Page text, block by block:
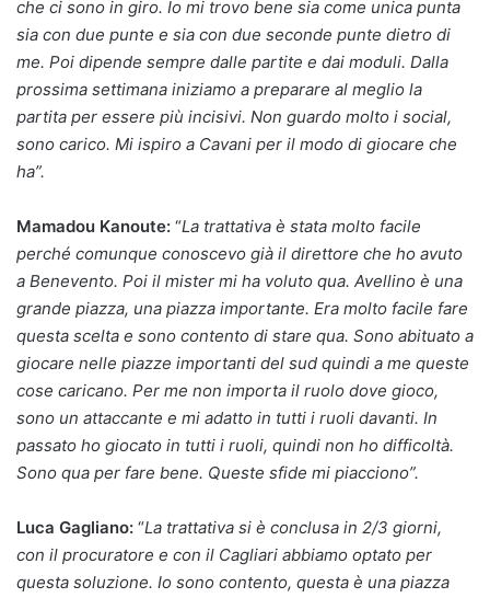
che ci sono in giro. Io mi trovo bene sia come unica punta
sia con due punte e sia con due seconde punte dietro di
me. Poi dipende sempre dalle partite e dai moduli. Dalla
prossima settimana iniziamo a preparare al meglio la
partita per essere più incisivi. Non guardo molto i social,
sono carico. Mi ispiro a Cavani per il modo di giocare che
ha”.
Mamadou Kanoute: “La trattativa è stata molto facile
perché comunque conoscevo già il direttore che ho avuto
a Benevento. Poi il mister mi ha voluto qua. Avellino è una
grande piazza, una piazza importante. Era molto facile fare
questa scelta e sono contento di stare qua. Sono abituato a
giocare nelle piazze importanti del sud quindi a me queste
cose caricano. Per me non importa il ruolo dove gioco,
sono un attaccante e mi adatto in tutti i ruoli davanti. In
passato ho giocato in tutti i ruoli, quindi non ho difficoltà.
Sono qua per fare bene. Queste sfide mi piacciono”.
Luca Gagliano: “La trattativa si è conclusa in 2/3 giorni,
con il procuratore e con il Cagliari abbiamo optato per
questa soluzione. Io sono contento, questa è una piazza